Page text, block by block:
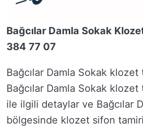
Bağcılar Damla Sokak
384 77 07
Bağcılar Damla Sokak klozet
Bağcılar Damla Sokak klozet
ile ilgili detaylar ve Bağcılar
bölgesinde klozet sifon